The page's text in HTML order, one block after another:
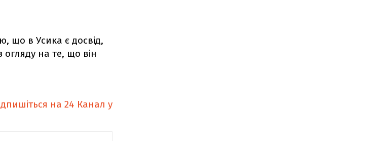
що в Усика є досвід,
огляду на те, що він
на 24 Канал у